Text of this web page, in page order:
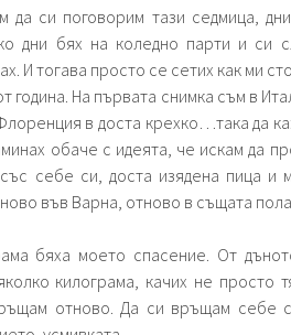
да си поговорим тази седмица,
дни бях на коледно парти и си
И тогава просто се сетих как ми
година. На първата снимка съм в
в доста крехко…така да
обаче с идеята, че искам да
себе си, доста изядена пица и
във Варна, отново в същата
бяха моето спасение. От
килограма, качих не просто
отново. Да си връщам себе